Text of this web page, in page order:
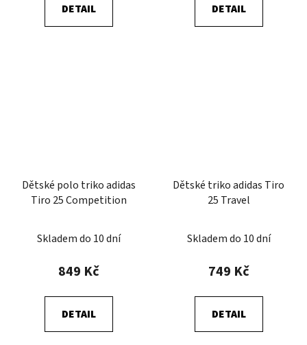
DETAIL DETAIL
Dětské polo triko adidas
Tiro 25 Competition
Skladem do 10 dní
849 Kč
DETAIL
Dětské triko adidas Tiro
25 Travel
Skladem do 10 dní
749 Kč
DETAIL